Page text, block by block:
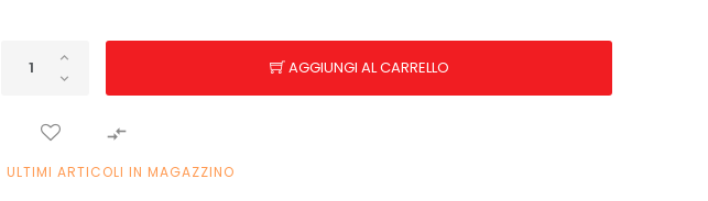
AGGIUNGI AL CARRELLO

ULTIMI ARTICOLI IN MAGAZZINO